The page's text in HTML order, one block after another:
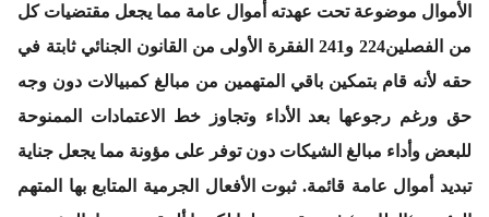
الأموال موضوعة تحت عهدته أموال عامة مما يجعل مقتضيات كل
من الفصلين224 و241 الفقرة الأولى من القانون الجنائي ثابتة في
حقه لأنه قام بتمكين باقي المتهمين من مبالغ كمبيالات دون وجه
حق ورغم رجوعها بعد الأداء وتجاوز خط الاعتمادات الممنوحة
للبعض وأداء مبالغ الشيكات دون توفر على مؤونة مما يجعل جناية
تبديد أموال عامة قائمة. ثبوت الأفعال الجرمية المتابع بها المتهم